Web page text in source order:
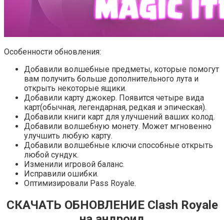
Особенности обновления:
Добавили волшебные предметы, которые помогут
вам получить больше дополнительного лута и
открыть некоторые ящики.
Добавили карту джокер. Появится четыре вида
карт(обычная, легендарная, редкая и эпическая).
Добавили книги карт для улучшений ваших колод.
Добавили волшебную монету. Может мгновенно
улучшить любую карту.
Добавили волшебные ключи способные открыть
любой сундук.
Изменили игровой баланс.
Исправили ошибки.
Оптимизировали Pass Royale.
СКАЧАТЬ ОБНОВЛЕНИЕ Clash Royale